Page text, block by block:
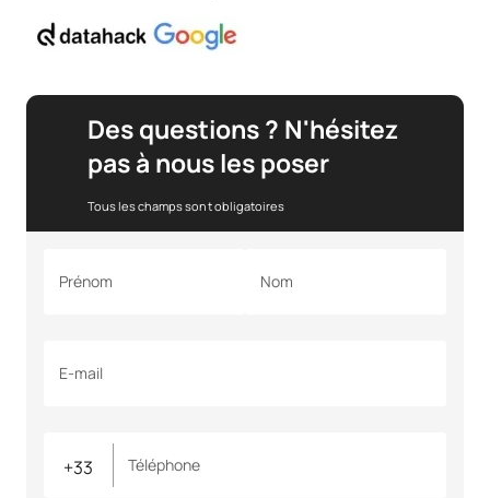
Des questions ? N'hésitez
pas à nous les poser
Tous les champs sont obligatoires
Prénom Nom
E-mail
Téléphone